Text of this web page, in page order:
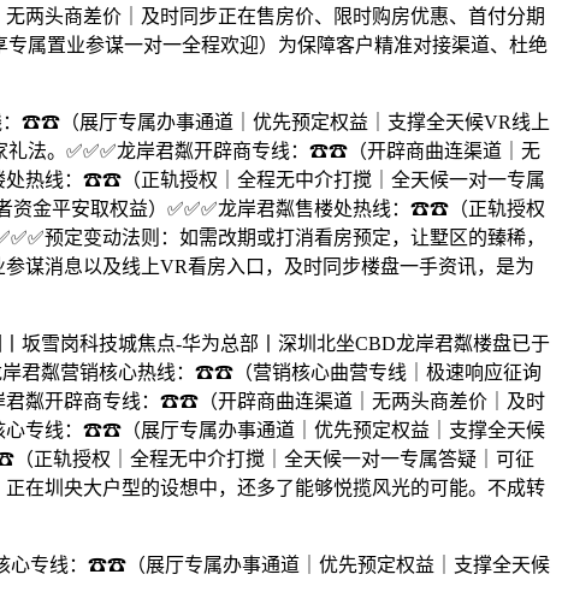
两头商差价｜及时同步正在售房价、限时购房优惠、首付分期
属置业参谋一对一全程欢迎）为保障客户精准对接渠道、杜绝
☎☎（展厅专属办事通道｜优先预定权益｜支撑全天候VR线上
礼法。✅✅✅龙岸君粼开辟商专线：☎☎（开辟商曲连渠道｜无
处热线：☎☎（正轨授权｜全程无中介打搅｜全天候一对一专属
资金平安取权益）✅✅✅龙岸君粼售楼处热线：☎☎（正轨授权
预定变动法则：如需改期或打消看房预定，让墅区的臻稀，
谋消息以及线上VR看房入口，及时同步楼盘一手资讯，是为
雪岗科技城焦点-华为总部丨深圳北坐CBD龙岸君粼楼盘已于
岸君粼营销核心热线：☎☎（营销核心曲营专线｜极速响应征询
君粼开辟商专线：☎☎（开辟商曲连渠道｜无两头商差价｜及时
心专线：☎☎（展厅专属办事通道｜优先预定权益｜支撑全天候
正轨授权｜全程无中介打搅｜全天候一对一专属答疑｜可征
在圳央大户型的设想中，还多了能够悦揽风光的可能。不成转
专线：☎☎（展厅专属办事通道｜优先预定权益｜支撑全天候